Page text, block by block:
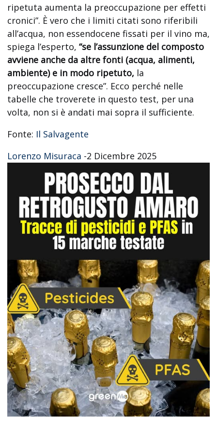
ripetuta aumenta la preoccupazione per effetti
cronici”. È vero che i limiti citati sono riferibili
all’acqua, non essendocene fissati per il vino ma,
spiega l’esperto, “se l’assunzione del composto
avviene anche da altre fonti (acqua, alimenti,
ambiente) e in modo ripetuto, la
preoccupazione cresce”. Ecco perché nelle
tabelle che troverete in questo test, per una
volta, non si è andati mai sopra il sufficiente.
Fonte: Il Salvagente
Lorenzo Misuraca -2 Dicembre 2025